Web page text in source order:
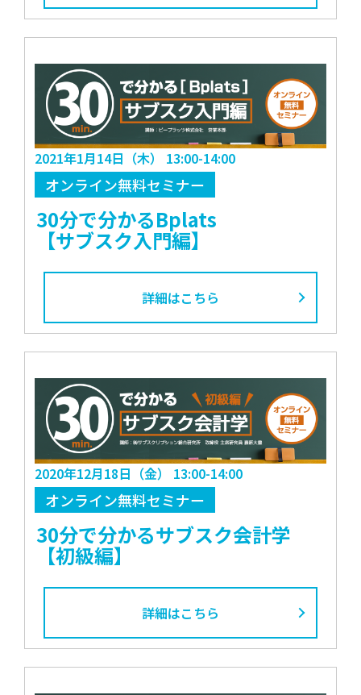
2021年1月14日（木） 13:00-14:00
オンライン無料セミナー
30分で分かるBplats
【サブスク入門編】
詳細はこちら
2020年12月18日（金） 13:00-14:00
オンライン無料セミナー
30分で分かるサブスク会計学
【初級編】
詳細はこちら